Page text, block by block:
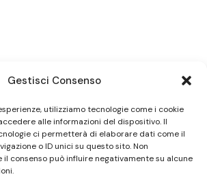
Gestisci Consenso
utilizziamo tecnologie come i cookie
alle informazioni del dispositivo. Il
ci permetterà di elaborare dati come il
o ID unici su questo sito. Non
consenso può influire negativamente su alcune